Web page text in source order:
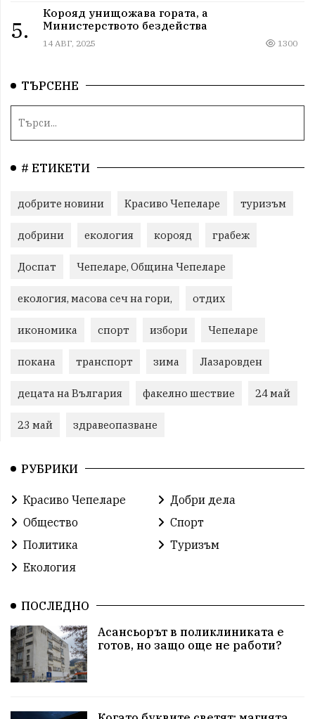
5.
Корояд унищожава гората, а
Министерството бездейства
14 АВГ, 2025 1300
ТЪРСЕНЕ
# ЕТИКЕТИ
добрите новини Красиво Чепеларе туризъм
добрини екология корояд грабеж
Доспат Чепеларе, Община Чепеларе
екология, масова сеч на гори, отдих
икономика спорт избори Чепеларе
покана транспорт зима Лазаровден
децата на Вългария факелно шествие 24 май
23 май здравеопазване
РУБРИКИ
Красиво Чепеларе
Добри дела
Общество
Спорт
Политика
Туризъм
Екология
ПОСЛЕДНО
Асансьорът в поликлиниката е
готов, но защо още не работи?